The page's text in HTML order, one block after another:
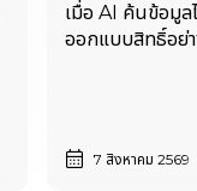
เมื่อ AI ค้นข้อมูล
ออกแบบสิทธิ์อย่า
7 สิงหาคม 2569